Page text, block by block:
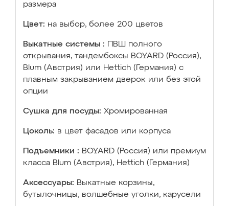
размера
Цвет: на выбор, более 200 цветов
Выкатные системы :
ПВШ полного
открывания, тандембоксы BOYARD (Россия),
Blum (Австрия) или Hettich (Германия) с
плавным закрыванием дверок или без этой
опции
Сушка для посуды: Хромированная
Цоколь: в цвет фасадов или корпуса
Подъемники : BOYARD (Россия) или премиум
класса Blum (Австрия), Hettich (Германия)
Аксессуары: Выкатные корзины,
бутылочницы, волшебные уголки, карусели